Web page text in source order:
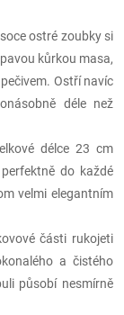
ostré zoubky si
kůrkou masa,
Ostří navíc
déle než
délce 23 cm
do každé
velmi elegantním
části rukojeti
a čistého
působí nesmírně